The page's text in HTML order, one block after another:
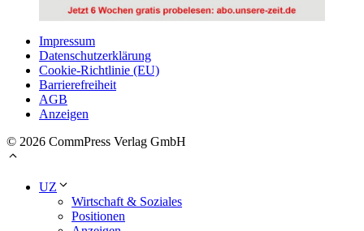
Impressum
Datenschutzerklärung
Cookie-Richtlinie (EU)
Barrierefreiheit
AGB
Anzeigen
© 2026 CommPress Verlag GmbH
UZ
Wirtschaft & Soziales
Positionen